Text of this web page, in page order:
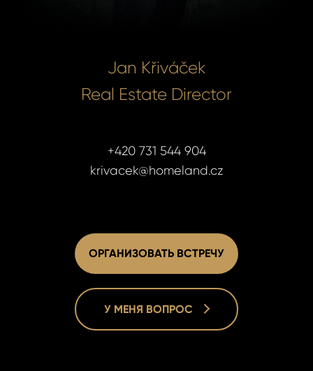
Jan Křiváček
Real Estate Director
+420 731 544 904
krivacek@homeland.cz
ОРГАНИЗОВАТЬ ВСТРЕЧУ
У МЕНЯ ВОПРОС